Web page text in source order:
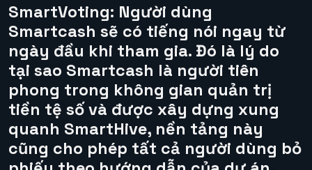
SmartVoting: Người dùng
Smartcash sẽ có tiếng nói ngay từ
ngày đầu khi tham gia. Đó là lý do
tại sao Smartcash là người tiên
phong trong không gian quản trị
tiền tệ số và được xây dựng xung
quanh SmartHive, nền tảng này
cũng cho phép tất cả người dùng bỏ